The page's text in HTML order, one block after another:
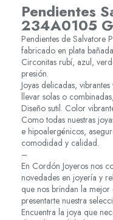
Pendientes
234A0105
Pendientes de Salvatore
fabricado en plata
Circonitas rubí, azul,
presión.
Joyas delicadas,
llevar solas o
Diseño sutil. Color
Como todas nuestras
e hipoalergénicos,
comodidad y calidad.
–
En Cordón Joyeros nos
novedades en joyería y
que nos brindan la mejor
presentarte nuestra
Encuentra la joya que